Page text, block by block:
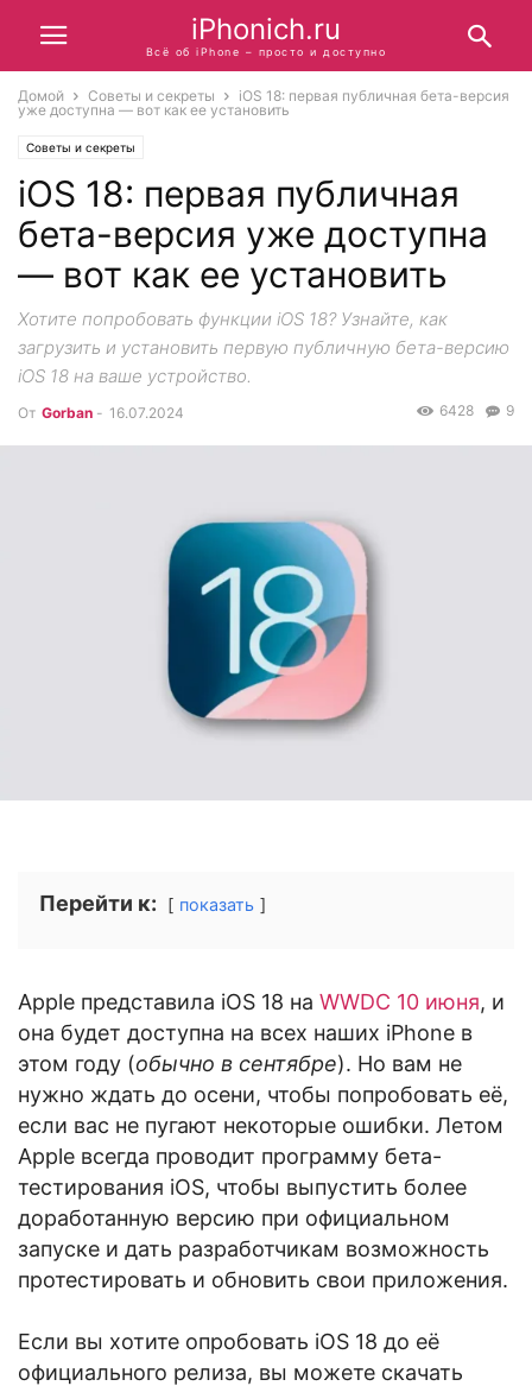
iPhonich.ru
Всё об iPhone – просто и доступно
Домой Советы и секреты
iOS 18: первая публичная бета-версия
уже доступна — вот как ее установить
Советы и секреты
iOS 18: первая публичная
бета-версия уже доступна
— вот как ее установить
Хотите попробовать функции iOS 18? Узнайте, как
загрузить и установить первую публичную бета-версию
iOS 18 на ваше устройство.
От Gorban - 16.07.2024 9
6428
Перейти к: показать
Apple представила iOS 18 на WWDC 10 июня, и
она будет доступна на всех наших iPhone в
этом году (обычно в сентябре). Но вам не
нужно ждать до осени, чтобы попробовать её,
если вас не пугают некоторые ошибки. Летом
Apple всегда проводит программу бета-
тестирования iOS, чтобы выпустить более
доработанную версию при официальном
запуске и дать разработчикам возможность
протестировать и обновить свои приложения.
Если вы хотите опробовать iOS 18 до её
официального релиза, вы можете скачать